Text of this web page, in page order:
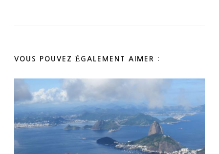
VOUS POUVEZ ÉGALEMENT AIMER :